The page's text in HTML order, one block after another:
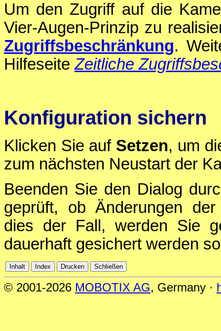
Um den Zugriff auf die
Vier-Augen-Prinzip zu
Zugriffsbeschränkung.
HilfeseiteZeitliche
Konfiguration sichern
Klicken Sie auf Setzen, um
zum nächsten Neustart der
Beenden Sie den Dialog
geprüft, ob Änderungen
dies der Fall, werden Sie
dauerhaft gesichert werden
© 2001-2026 MOBOTIX AG, Germany ·